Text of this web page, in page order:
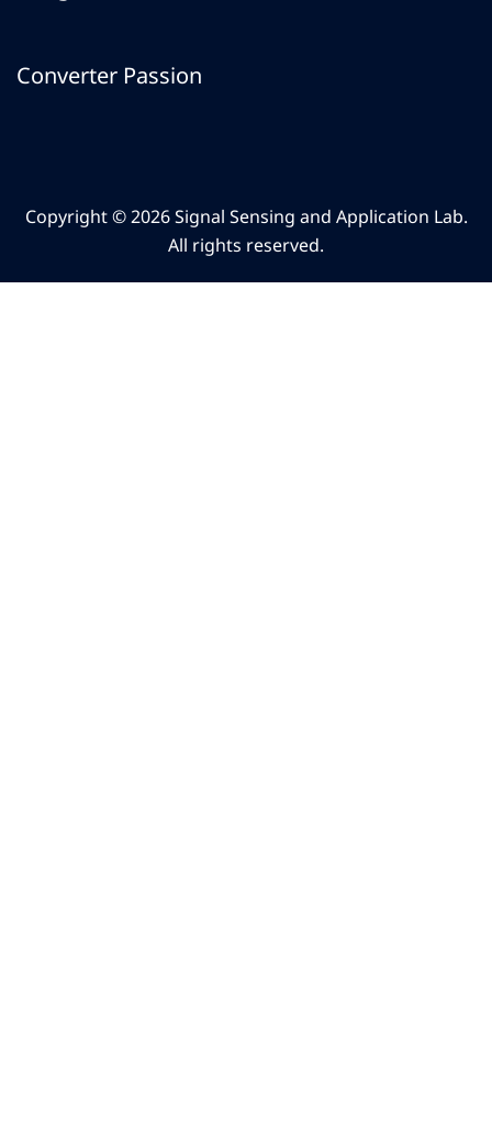
Converter Passion
Copyright © 2026 Signal Sensing and Application Lab.
All rights reserved.